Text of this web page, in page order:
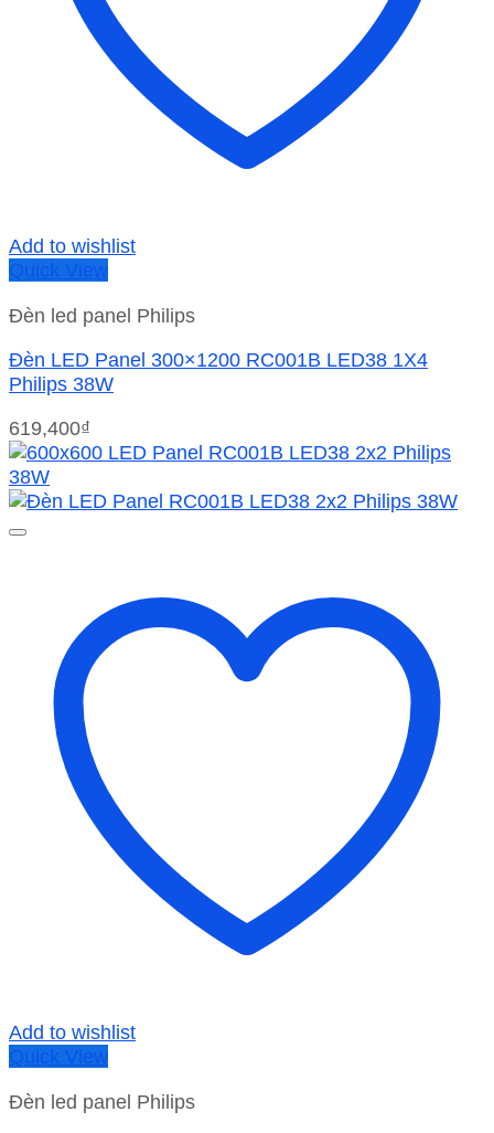
Add to wishlist
Quick View
Đèn led panel Philips
Đèn LED Panel 300×1200 RC001B LED38 1X4
Philips 38W
619,400₫
Add to wishlist
Quick View
Đèn led panel Philips